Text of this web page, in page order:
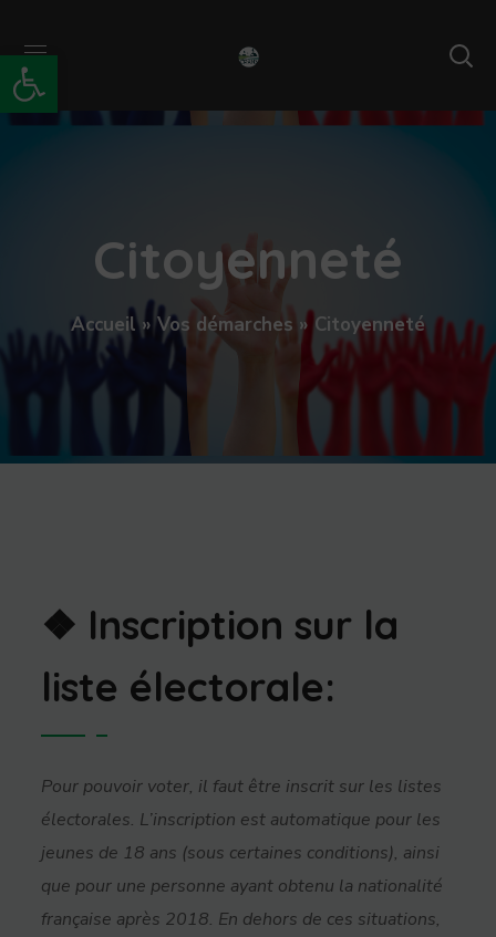
Ouvrir la barre d’outils
Citoyenneté
Accueil»Vos démarches » Citoyenneté
❖ Inscription sur la
liste électorale:
Pour pouvoir voter, il faut être inscrit sur les listes
électorales. L’inscription est automatique pour les
jeunes de 18 ans (sous certaines conditions), ainsi
que pour une personne ayant obtenu la nationalité
française après 2018. En dehors de ces situations,